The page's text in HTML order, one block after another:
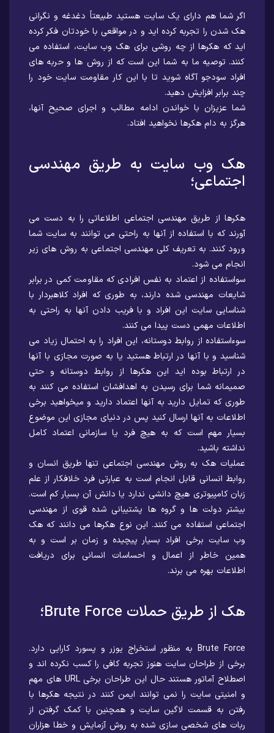
اگر شما هم دارای یک سایت هستید طبیعتاً دغدغه و نگرانی
هک شدن را تجربه کرده اید و در مواقعی با خودتان فکر کرده
اید که هکرها از چه روشی برای هک وب سایت، استفاده می
کنند. توصیه ما به شما این است که از روش ها و حربه های
افراد سودجو آگاه شوید تا با این کار مقاومت سایت خود را
چند برابر افزایش دهید.
شما عزیزان با خواندن ادامه مطالب و اجرای صحیح آنها،
هرگز به دام هکرها نخواهید افتاد.
هک وب سایت به طریق مهندسی
اجتماعی؛
هکرها از طریق مهندسی اجتماعی اطلاعاتی را به دست می
آورند که با استفاده از آنها به راحتی می توانند به سایت شما
ورود کنند. به تعریف کلی مهندسی اجتماعی به روش های زیر
انجام می شود.
سواستفاده از اعتماد به نفس افرادی که مقاومت کمی در برابر
شایعات مهندسی شده دارند، به طوری که افراد کلاهبردار با
شناسایی سایت این افراد و با فریب دادن آنها به راحتی به
اطلاعات مهمی دست پیدا می کنند.
سوءاستفاده از روابط دوستانه، این افراد را به احتمال زیاد می
شناسید و با آنها در ارتباط هستید یا به صورت مجازی با آنها
در ارتباط بوده اید این هکرها از روابط دوستانه و حتی
صمیمانه شما برای رسیدن به اهدافشان استفاده می کنند به
طوری که تمایل دارید به آنها اعتماد دارید و میخواهید برخی
اطلاعات به آنها ارسال کنید پس در دنیای مجازی این موضوع
بسیار مهم است که به هیچ فرد یا سازمانی اعتماد کامل
نداشته باشید.
عملیات هک به روش مهندسی اجتماعی تنها طریق انسان و
روابط انسانی قابل انجام است به عبارتی فرد خلافکار از علم
زبان کامپیوتری هیچ دانشی ندارد یا دانش آن بسیار کم است.
بیشتر دولت ها و گروه ها پشتیبانی شده قوی از مهندسی
اجتماعی استفاده می کنند. این نوع هکرها می دانند که هک
وب سایت برخی افراد بسیار پیچیده و زمان بر است و به
همین خاطر از اعمال و احساسات انسانی برای دریافت
اطلاعات بهره می برند.
هک از طریق حملات Brute Force؛
Brute Force به منظور استخراج یوزر و پسورد کارایی دارد.
برخی از طراحان سایت هنوز تجربه کافی را کسب نکرده اند و
اصطلاح آماتور هستند حال این طراحان برخی URL های مهم
و امنیتی سایت را نمی توانند ایمن کنند در نتیجه هکرها با
رفتن به قسمت لاگین سایت و همچنین با کمک گرفتن از
ربات های شخصی سازی شده به روش آزمایش و خطا هزاران